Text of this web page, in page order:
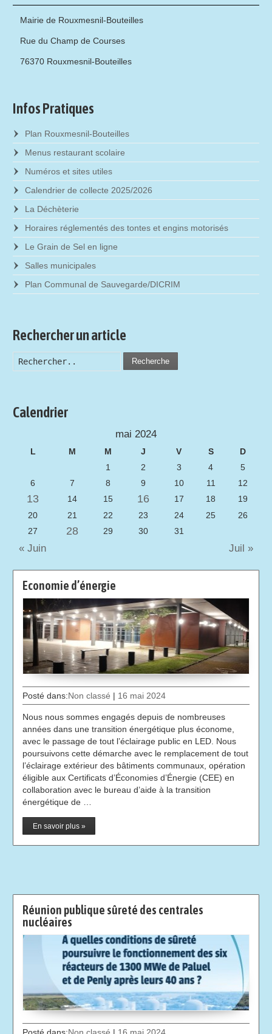
Economie d’énergie
Posté dans:Non classé | 16 mai 2024
Nous nous sommes engagés depuis de nombreuses
années dans une transition énergétique plus économe,
avec le passage de tout l’éclairage public en LED. Nous
poursuivons cette démarche avec le remplacement de tout
l’éclairage extérieur des bâtiments communaux, opération
éligible aux Certificats d’Économies d’Énergie (CEE) en
collaboration avec le bureau d’aide à la transition
énergétique de …
En savoir plus »
Réunion publique sûreté des centrales
nucléaires
Mairie de Rouxmesnil-Bouteilles
Rue du Champ de Courses
76370 Rouxmesnil-Bouteilles
Infos Pratiques
Plan Rouxmesnil-Bouteilles
Menus restaurant scolaire
Numéros et sites utiles
Calendrier de collecte 2025/2026
La Déchèterie
Horaires réglementés des tontes et engins motorisés
Le Grain de Sel en ligne
Salles municipales
Plan Communal de Sauvegarde/DICRIM
Rechercher un article
Recherche
Calendrier
mai 2024
L M M J V S
D
1
2 3 4
5
6
7 8 9 10 11 12
13 14 15 16 17 18
19
20
21 22 23 24 25
26
27
28 29 30 31
« Juin Juil »